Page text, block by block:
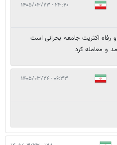
۲۳:۴۰ - ۱۴۰۵/۰۳/۲۳
اکثریت جامعه بحرانی است
و معامله کرد
۰۶:۳۳ - ۱۴۰۵/۰۳/۲۴